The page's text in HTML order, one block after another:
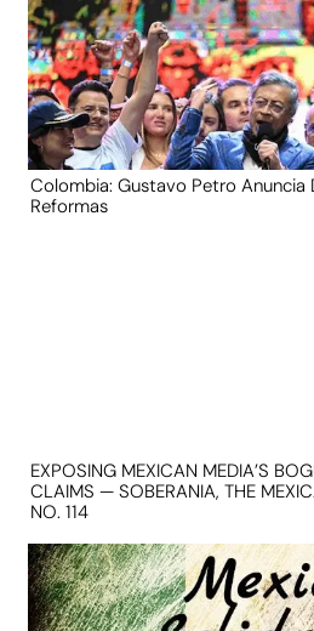
Colombia: Gustavo Petro Anuncia
Reformas
EXPOSING MEXICAN MEDIA’S
CLAIMS — SOBERANIA, THE
NO. 114